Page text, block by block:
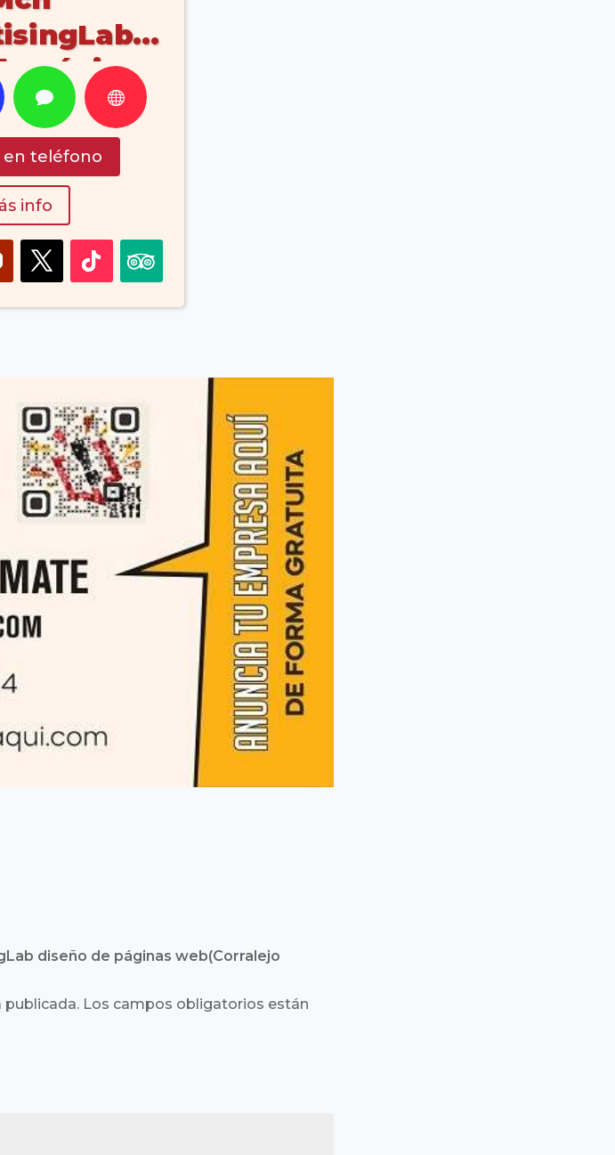
páginas
 
en teléfono
info
diseño de páginas web(Corralejo
publicada. Los campos obligatorios están